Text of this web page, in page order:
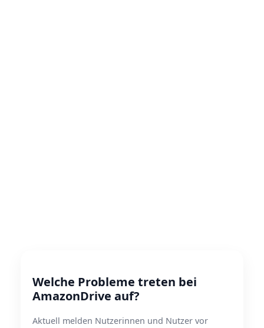
Welche Probleme treten bei
AmazonDrive auf?
Aktuell melden Nutzerinnen und Nutzer vor